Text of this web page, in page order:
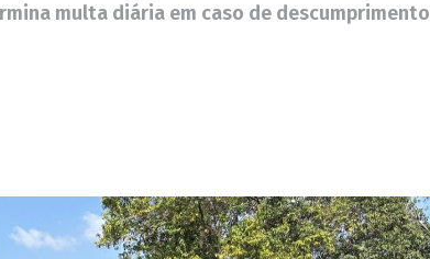
multa diária em caso de descumprimento